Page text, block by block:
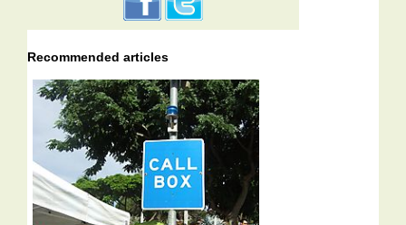
Recommended articles